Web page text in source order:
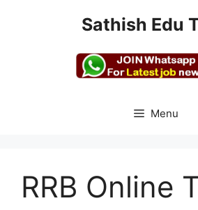
Sathish Edu
Menu
RRB Online